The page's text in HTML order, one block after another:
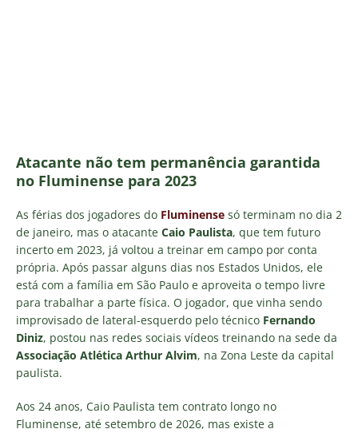
Atacante não tem permanência garantida
no Fluminense para 2023
As férias dos jogadores do Fluminense só terminam no dia 2
de janeiro, mas o atacante Caio Paulista, que tem futuro
incerto em 2023, já voltou a treinar em campo por conta
própria. Após passar alguns dias nos Estados Unidos, ele
está com a família em São Paulo e aproveita o tempo livre
para trabalhar a parte física. O jogador, que vinha sendo
improvisado de lateral-esquerdo pelo técnico Fernando
Diniz, postou nas redes sociais vídeos treinando na sede da
Associação Atlética Arthur Alvim, na Zona Leste da capital
paulista.
Aos 24 anos, Caio Paulista tem contrato longo no
Fluminense, até setembro de 2026, mas existe a